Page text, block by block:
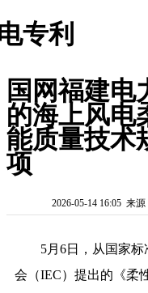
专利
国网福建电
的海上风电
能质量技术
项
2026-05-14 16:05 来
5月6日，从国家
会（IEC）提出的《柔